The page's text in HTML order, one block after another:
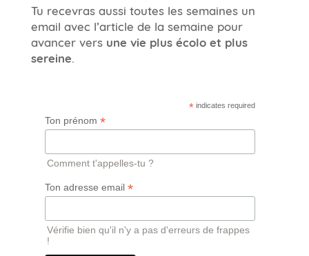
Tu recevras aussi toutes les semaines un
email avec l’article de la semaine pour
avancer vers une vie plus écolo et plus
sereine.
* indicates required
Ton prénom *
Comment t'appelles-tu ?
Ton adresse email *
Vérifie bien qu'il n'y a pas d'erreurs de frappes
!